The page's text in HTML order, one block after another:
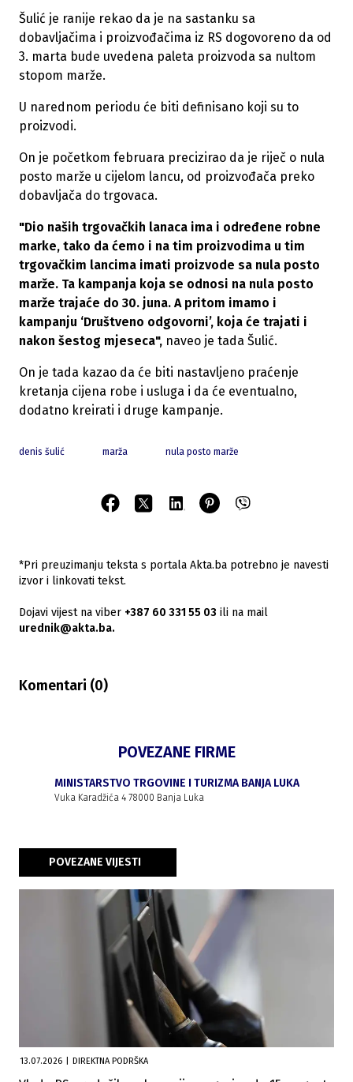
Šulić je ranije rekao da je na sastanku sa
dobavljačima i proizvođačima iz RS dogovoreno da od
3. marta bude uvedena paleta proizvoda sa nultom
stopom marže.
U narednom periodu će biti definisano koji su to
proizvodi.
On je početkom februara precizirao da je riječ o nula
posto marže u cijelom lancu, od proizvođača preko
dobavljača do trgovaca.
"Dio naših trgovačkih lanaca ima i određene robne
marke, tako da ćemo i na tim proizvodima u tim
trgovačkim lancima imati proizvode sa nula posto
marže. Ta kampanja koja se odnosi na nula posto
marže trajaće do 30. juna. A pritom imamo i
kampanju ‘Društveno odgovorni’, koja će trajati i
nakon šestog mjeseca", naveo je tada Šulić.
On je tada kazao da će biti nastavljeno praćenje
kretanja cijena robe i usluga i da će eventualno,
dodatno kreirati i druge kampanje.
denis šulić marža nula posto marže
*Pri preuzimanju teksta s portala Akta.ba potrebno je navesti
izvor i linkovati tekst.
Dojavi vijest na viber +387 60 331 55 03 ili na mail
urednik@akta.ba.
Komentari (0)
POVEZANE FIRME
MINISTARSTVO TRGOVINE I TURIZMA BANJA LUKA
Vuka Karadžića 4 78000 Banja Luka
POVEZANE VIJESTI
13.07.2026 DIREKTNA PODRŠKA